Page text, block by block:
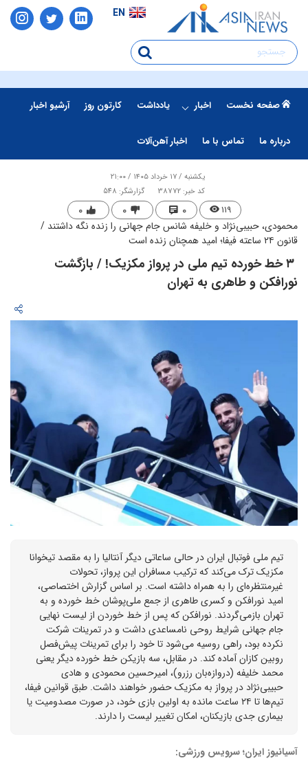
EN
صفحه نخست اخبار یادداشت کارتون روز آرشیو اخبار
درباره ما تماس با ما اخبار آهن‌آلات
یکشنبه / ۱۷ خرداد ۱۴۰۵ / ۲۱:۰۰
کد خبر: 38772
گزارشگر: 548
۱۱۹ ۰ ۰ ۰
محمودی، حبیبی‌نژاد و خلیفه شانس جام جهانی را زنده نگه داشتند /
قانون ۲۴ ساعته فیفا؛ امید همچنان زنده است
​ ۳ خط خورده تیم ملی در پرواز مکزیک! / بازگشت
نورافکن و طاهری به تهران
تیم ملی فوتبال ایران در حالی ساعاتی دیگر آنتالیا را به مقصد تیخوانا
مکزیک ترک می‌کند که ترکیب مسافران این پرواز، تحولات
غیرمنتظره‌ای را به همراه داشته است. بر اساس گزارش اختصاصی،
امید نورافکن و کسری طاهری از جمع ملی‌پوشان خط خورده و به
تهران بازمی‌گردند. نورافکن که پس از خط خوردن از لیست نهایی
جام جهانی شرایط روحی نامساعدی داشت و در تمرینات شرکت
نکرده بود، راهی روسیه می‌شود تا خود را برای تمرینات پیش‌فصل
روبین کازان آماده کند. در مقابل، سه بازیکن خط خورده دیگر یعنی
محمد خلیفه (دروازه‌بان رزرو)، امیرحسین محمودی و هادی
حبیبی‌نژاد در پرواز به مکزیک حضور خواهند داشت. طبق قوانین فیفا،
تیم‌ها تا ۲۴ ساعت مانده به اولین بازی خود، در صورت مصدومیت یا
بیماری جدی بازیکنان، امکان تغییر لیست را دارند.
آسیانیوز ایران؛ سرویس ورزشی: